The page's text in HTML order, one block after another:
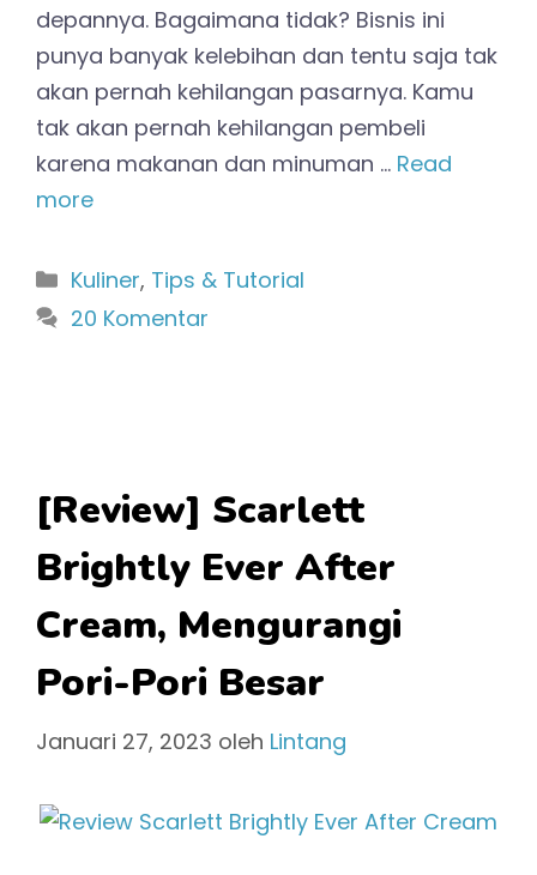
depannya. Bagaimana tidak? Bisnis ini
punya banyak kelebihan dan tentu saja tak
akan pernah kehilangan pasarnya. Kamu
tak akan pernah kehilangan pembeli
karena makanan dan minuman … Read
more
Kategori
Kuliner, Tips & Tutorial
20 Komentar
[Review] Scarlett
Brightly Ever After
Cream, Mengurangi
Pori-Pori Besar
Januari 27, 2023 oleh Lintang